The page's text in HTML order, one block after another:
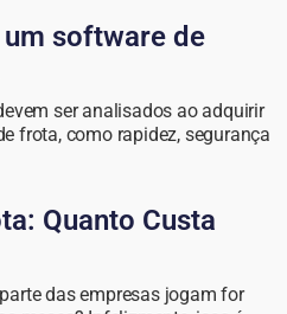
software de
ser analisados ao adquirir
frota, como rapidez, segurança
Quanto Custa
das empresas jogam for